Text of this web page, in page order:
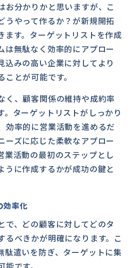
お分かりかと思いますが、こ
うやって作るか？が新規開拓
ます。ターゲットリストを作成
は無駄なく効率的にアプロー
込みの高い企業に対してより
とが可能です。
く、顧客関係の維持や成約率
。ターゲットリストがしっかり
効率的に営業活動を進めるだ
ーズに応じた柔軟なアプロー
業活動の最初のステップとし
うに作成するかが成功の鍵と
効率化
で、どの顧客に対してどのタ
るべきかが明確になります。こ
駄遣いを防ぎ、ターゲットに集